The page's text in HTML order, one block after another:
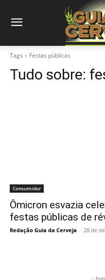
Tags Festas públicas
Tudo sobre:
Consumidor
Ômicron esvazia
festas públicas de
Redação Guia da Cerveja - 28 de
-